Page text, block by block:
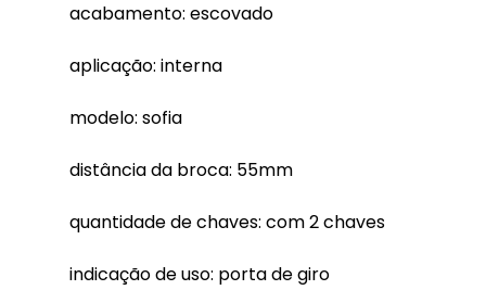
acabamento: escovado
aplicação: interna
modelo: sofia
distância da broca: 55mm
quantidade de chaves: com 2 chaves
indicação de uso: porta de giro